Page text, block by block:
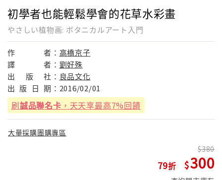
初學者也能輕鬆學會的花草水彩畫
やさしい植物画: ボタニカルアート入門
作 者： 高橋京子
譯
者： 劉好殊
出
版 社： 良品文化
出 版 日 期： 2016/02/01
刷誠品聯名卡 ，天天享最高7%回饋
大量採購團購專區
79
380
300